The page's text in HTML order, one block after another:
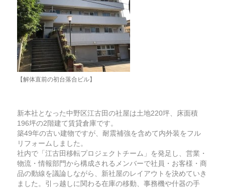
【解体直前の初台落合ビル】
新本社となった中野区江古田の社屋は土地220坪、床面積
196坪の2階建て賃貸倉庫です。
築49年の古い建物ですが、耐震補強を含めて内外装をフル
リフォームしました。
社内で「江古田移転プロジェクトチーム」を発足し、営業・
物流・情報部門から構成されるメンバーで社員・お客様・商
品の動線を議論しながら、新社屋のレイアウトを決めていき
ました。引っ越しに関わる在庫の移動、事務機や什器の手